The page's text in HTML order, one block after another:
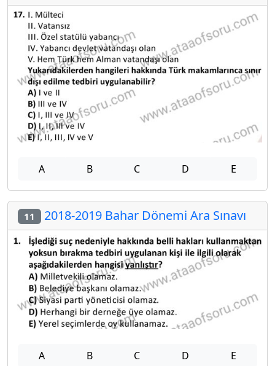
A B C D E
11 2018-2019 Bahar Dönemi Ara Sınavı
A B C D E